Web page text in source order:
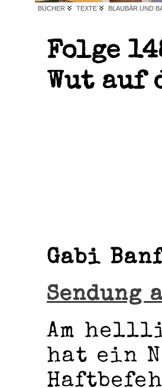
BÜCHER TEXTE BLAUBÄR UND
Folge
Wut auf
Gabi
Sendung
Am
hat ein